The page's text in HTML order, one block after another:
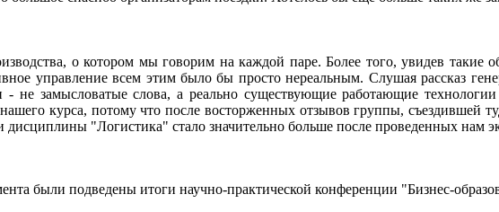
о котором мы говорим на каждой паре. Более того, увидев такие
управление всем этим было бы просто нереальным. Слушая рассказ
- не замысловатые слова, а реально существующие работающие
курса, потому что после восторженных отзывов группы, съездившей
"Логистика" стало значительно больше после проведенных нам
были подведены итоги научно-практической конференции "Бизнес-